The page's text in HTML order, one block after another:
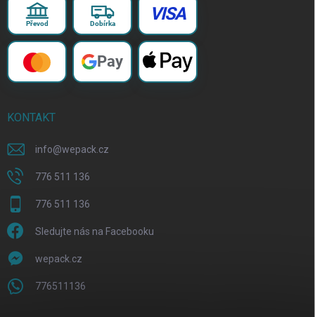
Převod Dobírka VISA
Pay
KONTAKT
info@wepack.cz
776 511 136
776 511 136
Sledujte nás na Facebooku
wepack.cz
776511136